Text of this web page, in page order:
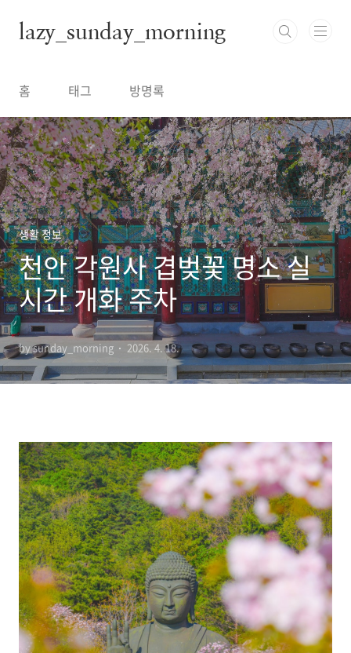
lazy_sunday_morning
홈 태그 방명록
생활 정보
천안 각원사 겹벚꽃 명소 실
시간 개화 주차
by sunday_morning 2026. 4. 18.